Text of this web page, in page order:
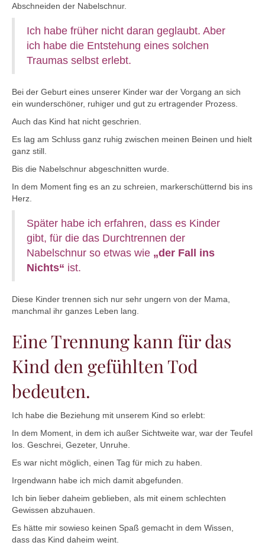
Abschneiden der Nabelschnur.
Ich habe früher nicht daran geglaubt. Aber
ich habe die Entstehung eines solchen
Traumas selbst erlebt.
Bei der Geburt eines unserer Kinder war der Vorgang an sich
ein wunderschöner, ruhiger und gut zu ertragender Prozess.
Auch das Kind hat nicht geschrien.
Es lag am Schluss ganz ruhig zwischen meinen Beinen und hielt
ganz still.
Bis die Nabelschnur abgeschnitten wurde.
In dem Moment fing es an zu schreien, markerschütternd bis ins
Herz.
Später habe ich erfahren, dass es Kinder
gibt, für die das Durchtrennen der
Nabelschnur so etwas wie „der Fall ins
Nichts“ ist.
Diese Kinder trennen sich nur sehr ungern von der Mama,
manchmal ihr ganzes Leben lang.
Eine Trennung kann für das
Kind den gefühlten Tod
bedeuten.
Ich habe die Beziehung mit unserem Kind so erlebt:
In dem Moment, in dem ich außer Sichtweite war, war der Teufel
los. Geschrei, Gezeter, Unruhe.
Es war nicht möglich, einen Tag für mich zu haben.
Irgendwann habe ich mich damit abgefunden.
Ich bin lieber daheim geblieben, als mit einem schlechten
Gewissen abzuhauen.
Es hätte mir sowieso keinen Spaß gemacht in dem Wissen,
dass das Kind daheim weint.